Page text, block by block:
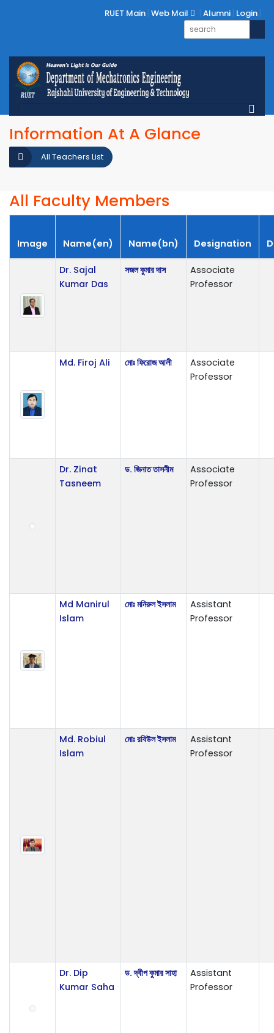
RUET Main Web Mail Alumni Login
Information At A Glance
All Teachers List
All Faculty Members
Image Name(en) Name(bn) Designation
Dr. Sajal
Kumar Das
সজল কুমার দাস
Associate
Professor
Md. Firoj Ali মোঃ ফিরোজ আলী
Associate
Professor
Dr. Zinat
Tasneem
ড. জিনাত তাসনীম
Associate
Professor
Md Manirul
Islam
মোঃ মনিরুল ইসলাম
Assistant
Professor
Md. Robiul
Islam
মোঃ রবিউল ইসলাম
Assistant
Professor
Dr. Dip
Kumar Saha
ড. দ্বীপ কুমার সাহা
Assistant
Professor